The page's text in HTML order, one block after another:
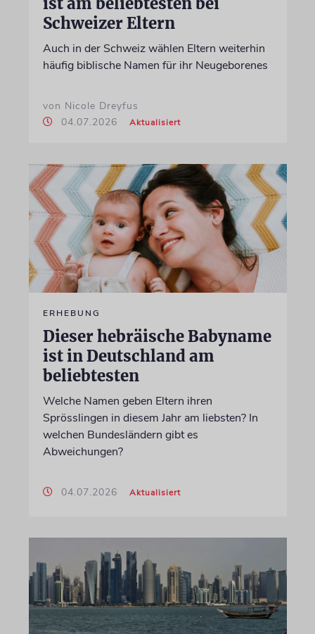
Schweizer Eltern
Auch in der Schweiz wählen Eltern weiterhin
häufig biblische Namen für ihr Neugeborenes
von Nicole Dreyfus
04.07.2026
Aktualisiert
ERHEBUNG
Dieser hebräische Babyname
ist in Deutschland am
beliebtesten
Welche Namen geben Eltern ihren
Sprösslingen in diesem Jahr am liebsten? In
welchen Bundesländern gibt es
Abweichungen?
04.07.2026 Aktualisiert